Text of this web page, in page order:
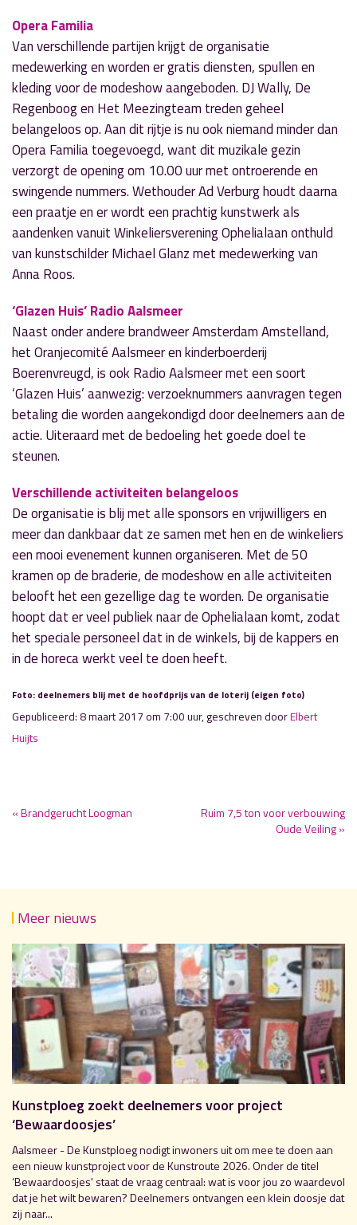
Opera Familia
Van verschillende partijen krijgt de organisatie
medewerking en worden er gratis diensten, spullen en
kleding voor de modeshow aangeboden. DJ Wally, De
Regenboog en Het Meezingteam treden geheel
belangeloos op. Aan dit rijtje is nu ook niemand minder dan
Opera Familia toegevoegd, want dit muzikale gezin
verzorgt de opening om 10.00 uur met ontroerende en
swingende nummers. Wethouder Ad Verburg houdt daarna
een praatje en er wordt een prachtig kunstwerk als
aandenken vanuit Winkeliersverening Ophelialaan onthuld
van kunstschilder Michael Glanz met medewerking van
Anna Roos.
‘Glazen Huis’ Radio Aalsmeer
Naast onder andere brandweer Amsterdam Amstelland,
het Oranjecomité Aalsmeer en kinderboerderij
Boerenvreugd, is ook Radio Aalsmeer met een soort
‘Glazen Huis’ aanwezig: verzoeknummers aanvragen tegen
betaling die worden aangekondigd door deelnemers aan de
actie. Uiteraard met de bedoeling het goede doel te
steunen.
Verschillende activiteiten belangeloos
De organisatie is blij met alle sponsors en vrijwilligers en
meer dan dankbaar dat ze samen met hen en de winkeliers
een mooi evenement kunnen organiseren. Met de 50
kramen op de braderie, de modeshow en alle activiteiten
belooft het een gezellige dag te worden. De organisatie
hoopt dat er veel publiek naar de Ophelialaan komt, zodat
het speciale personeel dat in de winkels, bij de kappers en
in de horeca werkt veel te doen heeft.
Foto: deelnemers blij met de hoofdprijs van de loterij (eigen foto)
Gepubliceerd: 8 maart 2017 om 7:00 uur, geschreven doorElbert
Huijts
« Brandgerucht Loogman
Ruim 7,5 ton voor verbouwing
Oude Veiling »
Meer nieuws
Kunstploeg zoekt deelnemers voor project
‘Bewaardoosjes’
Aalsmeer - De Kunstploeg nodigt inwoners uit om mee te doen aan
een nieuw kunstproject voor de Kunstroute 2026. Onder de titel
‘Bewaardoosjes' staat de vraag centraal: wat is voor jou zo waardevol
dat je het wilt bewaren? Deelnemers ontvangen een klein doosje dat
zij naar...